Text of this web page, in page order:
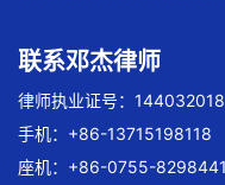
联系邓杰律师
律师执业证号：
手机：+86-13715198118
座机：+86-0755-